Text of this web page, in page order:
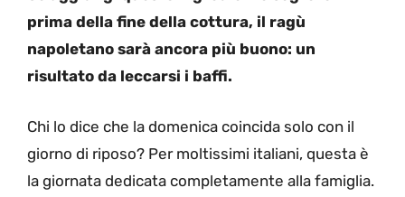
prima della fine della cottura, il ragù
napoletano sarà ancora più buono: un
risultato da leccarsi i baffi.
Chi lo dice che la domenica coincida solo con il
giorno di riposo? Per moltissimi italiani, questa è
la giornata dedicata completamente alla famiglia.